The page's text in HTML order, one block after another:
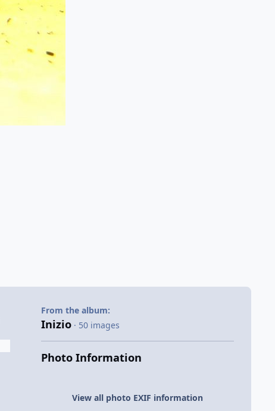
From the album:
Inizio · 50 images
Photo Information
View all photo EXIF information